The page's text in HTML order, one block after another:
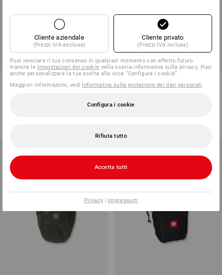
e.s.ambition
scomparti
1 colore
Cliente aziendale
(Prezzi IVA esclusa)
Cliente privato
(Prezzi IVA inclusa)
Puoi revocare il tuo consenso in qualsiasi momento con effetto futuro
tramite le Impostazioni dei cookie nella nostra informativa sulla privacy. Puoi
anche personalizzare la tua scelta alla voce “Configura i cookie”.
Maggiori informazioni, vedi Informativa sulla protezione dei dati personali .
Configura i cookie
Rifiuta tutto
Accetta tutti
Privacy | Impressum